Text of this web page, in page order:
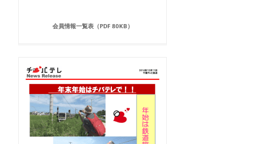
会員情報一覧表（PDF 80KB）